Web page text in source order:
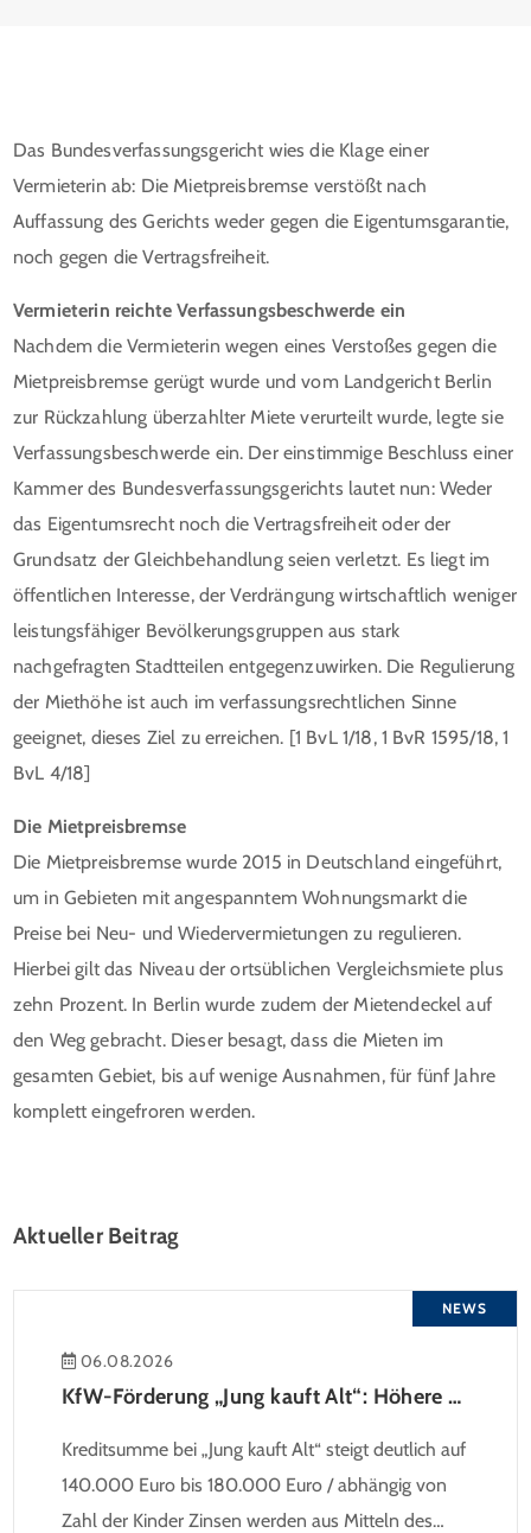
Das Bundesverfassungsgericht wies die Klage einer
Vermieterin ab: Die Mietpreisbremse verstößt nach
Auffassung des Gerichts weder gegen die Eigentumsgarantie,
noch gegen die Vertragsfreiheit.
Vermieterin reichte Verfassungsbeschwerde ein
Nachdem die Vermieterin wegen eines Verstoßes gegen die
Mietpreisbremse gerügt wurde und vom Landgericht Berlin
zur Rückzahlung überzahlter Miete verurteilt wurde, legte sie
Verfassungsbeschwerde ein. Der einstimmige Beschluss einer
Kammer des Bundesverfassungsgerichts lautet nun: Weder
das Eigentumsrecht noch die Vertragsfreiheit oder der
Grundsatz der Gleichbehandlung seien verletzt. Es liegt im
öffentlichen Interesse, der Verdrängung wirtschaftlich weniger
leistungsfähiger Bevölkerungsgruppen aus stark
nachgefragten Stadtteilen entgegenzuwirken. Die Regulierung
der Miethöhe ist auch im verfassungsrechtlichen Sinne
geeignet, dieses Ziel zu erreichen. [1 BvL 1/18, 1 BvR 1595/18, 1
BvL 4/18]
Die Mietpreisbremse
Die Mietpreisbremse wurde 2015 in Deutschland eingeführt,
um in Gebieten mit angespanntem Wohnungsmarkt die
Preise bei Neu- und Wiedervermietungen zu regulieren.
Hierbei gilt das Niveau der ortsüblichen Vergleichsmiete plus
zehn Prozent. In Berlin wurde zudem der Mietendeckel auf
den Weg gebracht. Dieser besagt, dass die Mieten im
gesamten Gebiet, bis auf wenige Ausnahmen, für fünf Jahre
komplett eingefroren werden.
Aktueller Beitrag
NEWS
06.08.2026
KfW-Förderung „Jung kauft Alt“: Höhere Kredite ab August 2026
Kreditsumme bei „Jung kauft Alt“ steigt deutlich auf
140.000 Euro bis 180.000 Euro / abhängig von
Zahl der Kinder Zinsen werden aus Mitteln des